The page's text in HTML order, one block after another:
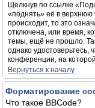
Щёлкнув по ссылке
«поднять» её в верхнюю
происходит, то это
отключена, или время,
темы, ещё не прошло.
однако
конференции, на
Вернуться к началу
Форматирование
Что такое BBCode?